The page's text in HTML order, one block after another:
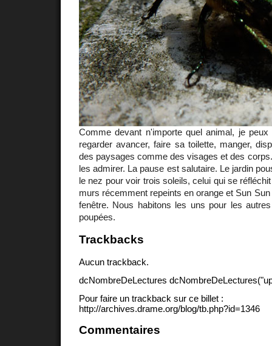
Comme devant n'importe quel animal, je
regarder avancer, faire sa toilette, manger,
des paysages comme des visages et des
les admirer. La pause est salutaire. Le jardin
le nez pour voir trois soleils, celui qui se
murs récemment repeints en orange et Sun
fenêtre. Nous habitons les uns pour les
poupées.
Trackbacks
Aucun trackback.
dcNombreDeLectures
Pour faire un trackback sur ce billet :
http://archives.drame.org/blog/tb.php?id=1346
Commentaires